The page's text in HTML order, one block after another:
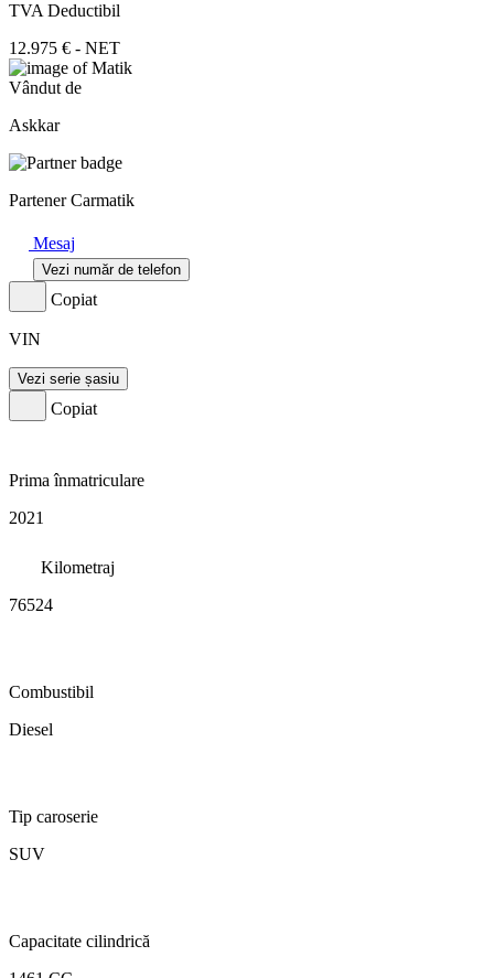
TVA Deductibil
12.975 € - NET
Vândut de
Askkar
Partener Carmatik
Mesaj
Vezi număr de telefon
Copiat
VIN
Vezi serie șasiu
Copiat
Prima înmatriculare
2021
Kilometraj
76524
Combustibil
Diesel
Tip caroserie
SUV
Capacitate cilindrică